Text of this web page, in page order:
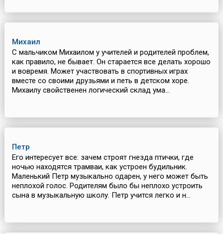
Михаил
С мальчиком Михаилом у учителей и родителей проблем,
как правило, не бывает. Он старается все делать хорошо
и вовремя. Может участвовать в спортивных играх
вместе со своими друзьями и петь в детском хоре.
Михаилу свойственен логический склад ума...
Петр
Его интересует все: зачем строят гнезда птички, где
ночью находятся трамваи, как устроен будильник.
Маленький Петр музыкально одарен, у него может быть
неплохой голос. Родителям было бы неплохо устроить
сына в музыкальную школу. Петр учится легко и н...